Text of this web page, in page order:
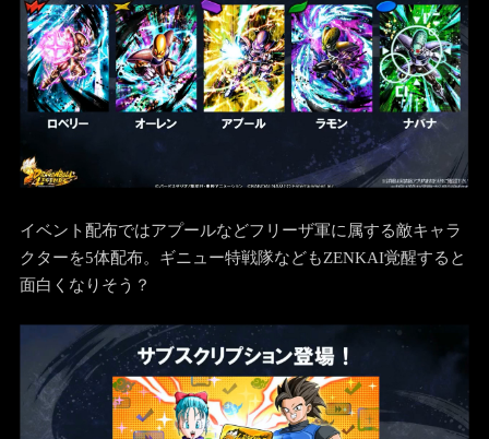
イベント配布ではアプールなどフリーザ軍に属する敵キャラ
クターを5体配布。ギニュー特戦隊などもZENKAI覚醒すると
面白くなりそう？